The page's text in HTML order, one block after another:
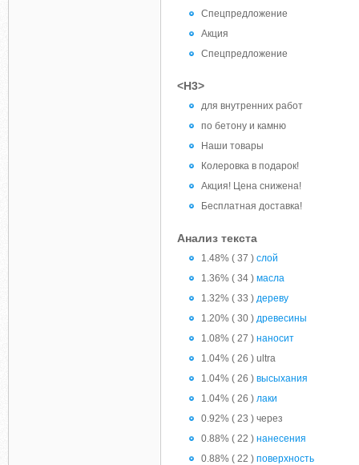
Спецпредложение
Акция
Спецпредложение
<H3>
для внутренних работ
по бетону и камню
Наши товары
Колеровка в подарок!
Акция! Цена снижена!
Бесплатная доставка!
Анализ текста
1.48% ( 37 ) слой
1.36% ( 34 ) масла
1.32% ( 33 ) дереву
1.20% ( 30 ) древесины
1.08% ( 27 ) наносит
1.04% ( 26 ) ultra
1.04% ( 26 ) высыхания
1.04% ( 26 ) лаки
0.92% ( 23 ) через
0.88% ( 22 ) нанесения
0.88% ( 22 ) поверхность